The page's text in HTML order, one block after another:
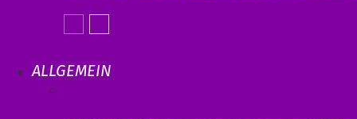
ALLGEMEIN